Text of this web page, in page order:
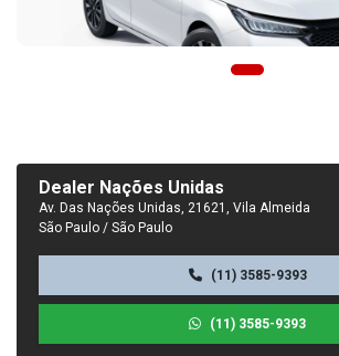
Dealer Nações Unidas
Av. Das Nações Unidas, 21621, Vila Almeida
São Paulo / São Paulo
(11) 3585-9393
(11) 3585-9393